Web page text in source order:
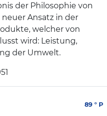
der Philosophie von
Ansatz in der
welcher von
wird: Leistung,
der Umwelt.
89 ° P